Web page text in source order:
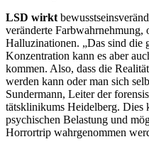
LSD wirkt bewusstseinsverän
veränderte Farbwahrnehmung,
Halluzinationen. „Das sind die
Konzentration kann es aber
kommen. Also, dass die
werden kann oder man sich
Sundermann, Leiter der
tätsklinikums Heidelberg. Dies
psychischen Belastung und
Horrortrip wahrgenommen